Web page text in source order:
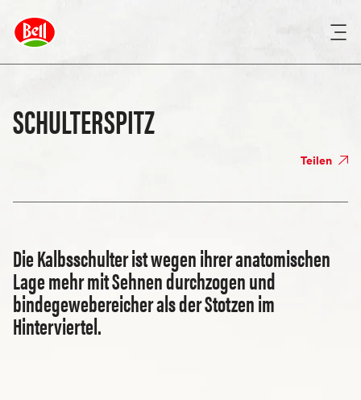
SCHULTERSPITZ
Teilen
Die Kalbsschulter ist wegen ihrer anatomischen
Lage mehr mit Sehnen durchzogen und
bindegewebereicher als der Stotzen im
Hinterviertel.